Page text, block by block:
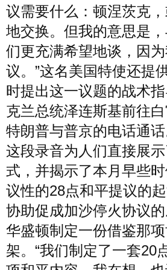
议需要什么：顿涅茨克
地交换。但我的意思是
们更充满希望地谈，因
议。”这名美国特使还提
时提出这一议题的战术
克兰总统泽连斯基前往
特朗普与普京的电话通话
这段录音为人们直接展
式，并揭示了本月早些
议性的28点和平提议的
协助促成加沙停火协议
华盛顿制定一份借鉴那
架。“我们制定了一套20